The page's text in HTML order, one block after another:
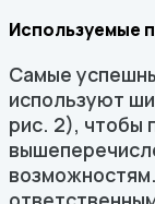
Используемые
Самые
используют
рис. 2), чтобы